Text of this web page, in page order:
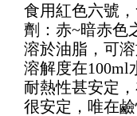
食用紅色六號
劑：赤~暗赤色
溶於油脂，可
溶解度在100ml
耐熱性甚安定
很安定，唯在鹼